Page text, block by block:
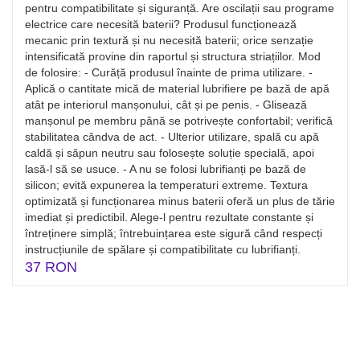
pentru compatibilitate și siguranță. Are oscilații sau programe
electrice care necesită baterii? Produsul funcționează
mecanic prin textură și nu necesită baterii; orice senzație
intensificată provine din raportul și structura striațiilor. Mod
de folosire: - Curăță produsul înainte de prima utilizare. -
Aplică o cantitate mică de material lubrifiere pe bază de apă
atât pe interiorul manșonului, cât și pe penis. - Glisează
manșonul pe membru până se potrivește confortabil; verifică
stabilitatea cândva de act. - Ulterior utilizare, spală cu apă
caldă și săpun neutru sau folosește soluție specială, apoi
lasă-l să se usuce. - A nu se folosi lubrifianți pe bază de
silicon; evită expunerea la temperaturi extreme. Textura
optimizată și funcționarea minus baterii oferă un plus de tărie
imediat și predictibil. Alege-l pentru rezultate constante și
întreținere simplă; întrebuințarea este sigură când respecți
instrucțiunile de spălare și compatibilitate cu lubrifianți.
37 RON